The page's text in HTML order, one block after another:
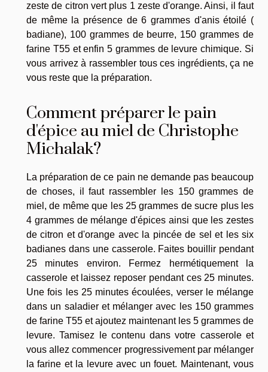
zeste de citron vert plus 1 zeste d'orange. Ainsi, il faut
de même la présence de 6 grammes d'anis étoilé (
badiane), 100 grammes de beurre, 150 grammes de
farine T55 et enfin 5 grammes de levure chimique. Si
vous arrivez à rassembler tous ces ingrédients, ça ne
vous reste que la préparation.
Comment préparer le pain
d'épice au miel de Christophe
Michalak?
La préparation de ce pain ne demande pas beaucoup
de choses, il faut rassembler les 150 grammes de
miel, de même que les 25 grammes de sucre plus les
4 grammes de mélange d'épices ainsi que les zestes
de citron et d'orange avec la pincée de sel et les six
badianes dans une casserole. Faites bouillir pendant
25 minutes environ. Fermez hermétiquement la
casserole et laissez reposer pendant ces 25 minutes.
Une fois les 25 minutes écoulées, verser le mélange
dans un saladier et mélanger avec les 150 grammes
de farine T55 et ajoutez maintenant les 5 grammes de
levure. Tamisez le contenu dans votre casserole et
vous allez commencer progressivement par mélanger
la farine et la levure avec un fouet. Maintenant, vous